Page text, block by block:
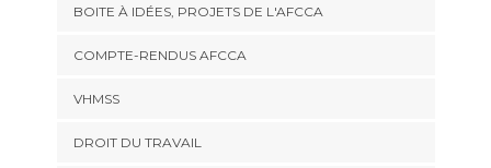
BOITE À IDÉES, PROJETS DE L'AFCCA
COMPTE-RENDUS AFCCA
VHMSS
DROIT DU TRAVAIL